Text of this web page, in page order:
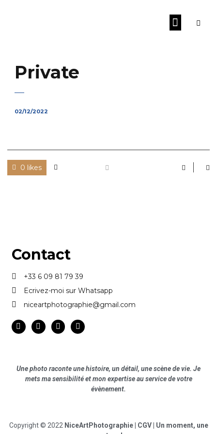
Private
02/12/2022
0 likes
Contact
+33 6 09 81 79 39
Ecrivez-moi sur Whatsapp
niceartphotographie@gmail.com
Une photo raconte une histoire, un détail, une scène de vie. Je
mets ma sensibilité et mon expertise au service de votre
évènement.
Copyright © 2022 NiceArtPhotographie | CGV| Un moment, une